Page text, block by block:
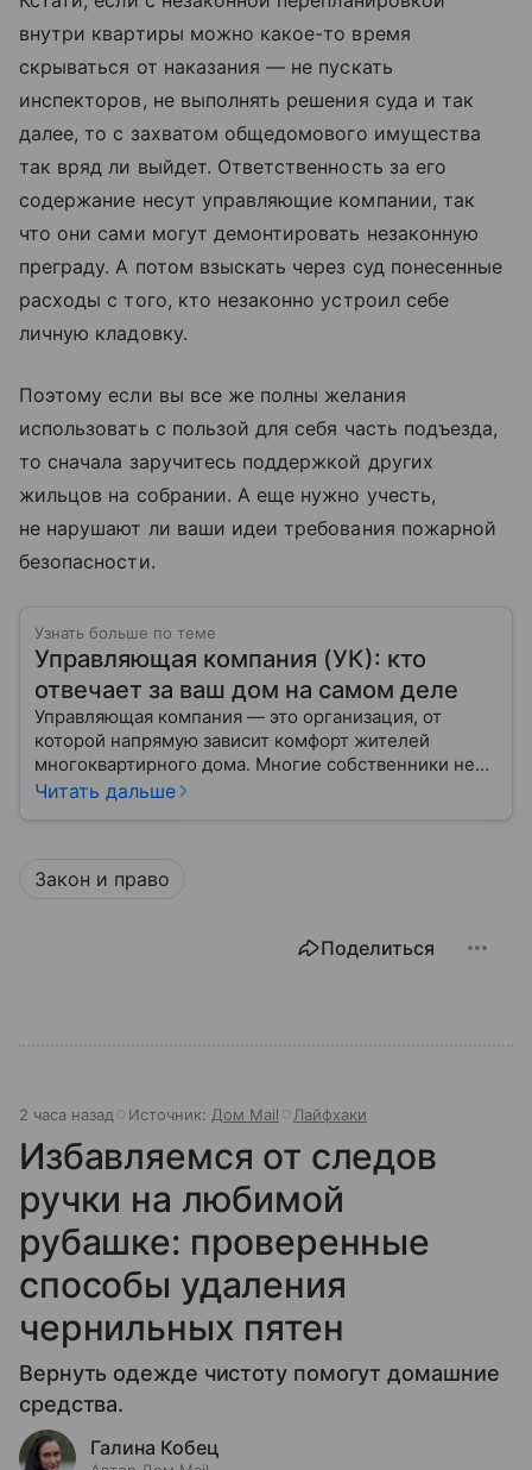
внутри квартиры можно какое-то время
скрываться от наказания — не пускать
инспекторов, не выполнять решения суда и так
далее, то с захватом общедомового имущества
так вряд ли выйдет. Ответственность за его
содержание несут управляющие компании, так
что они сами могут демонтировать незаконную
преграду. А потом взыскать через суд понесенные
расходы с того, кто незаконно устроил себе
личную кладовку.
Поэтому если вы все же полны желания
использовать с пользой для себя часть подъезда,
то сначала заручитесь поддержкой других
жильцов на собрании. А еще нужно учесть,
не нарушают ли ваши идеи требования пожарной
безопасности.
Узнать больше по теме
Управляющая компания (УК): кто
отвечает за ваш дом на самом деле
Управляющая компания — это организация, от
которой напрямую зависит комфорт жителей
многоквартирного дома. Многие собственники не
до конца понимают, какие именно услуги УК
Читать дальше
Закон и право
Поделиться
2 часа назад Источник: Дом Mail Лайфхаки
Избавляемся от следов
ручки на любимой
рубашке: проверенные
способы удаления
чернильных пятен
Вернуть одежде чистоту помогут домашние
средства.
Галина Кобец